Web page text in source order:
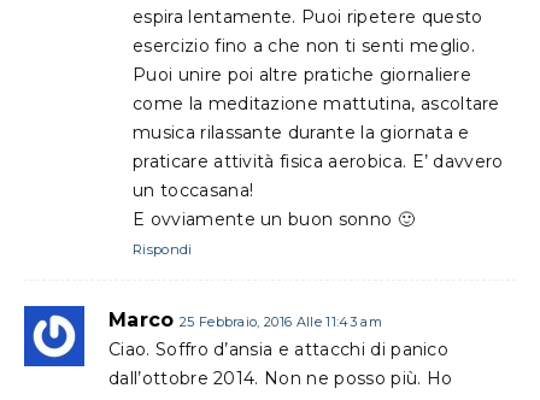
espira lentamente. Puoi ripetere questo
esercizio fino a che non ti senti meglio.
Puoi unire poi altre pratiche giornaliere
come la meditazione mattutina, ascoltare
musica rilassante durante la giornata e
praticare attività fisica aerobica. E’ davvero
un toccasana!
E ovviamente un buon sonno 🙂
Rispondi
Marco 25 Febbraio, 2016 Alle 11:43 am
Ciao. Soffro d’ansia e attacchi di panico
dall’ottobre 2014. Non ne posso più. Ho